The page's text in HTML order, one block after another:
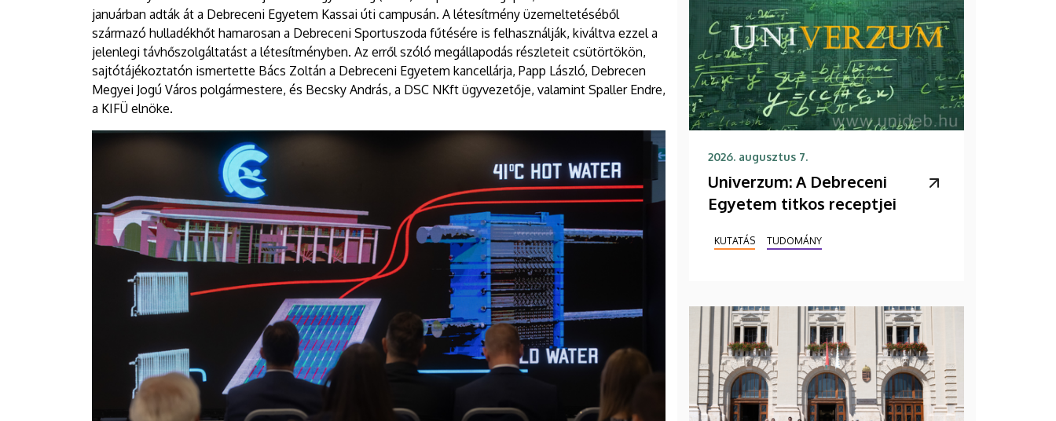
januárban adták át a Debreceni Egyetem Kassai úti campusán. A létesítmény üzemeltetéséből
származó hulladékhőt hamarosan a Debreceni Sportuszoda fűtésére is felhasználják, kiváltva ezzel a
jelenlegi távhőszolgáltatást a létesítményben. Az erről szóló megállapodás részleteit csütörtökön,
sajtótájékoztatón ismertette Bács Zoltán a Debreceni Egyetem kancellárja, Papp László, Debrecen
Megyei Jogú Város polgármestere, és Becsky András, a DSC NKft ügyvezetője, valamint Spaller Endre,
a KIFÜ elnöke.
2026. augusztus 7.
Univerzum: A Debreceni
Egyetem titkos receptjei
KUTATÁS TUDOMÁNY